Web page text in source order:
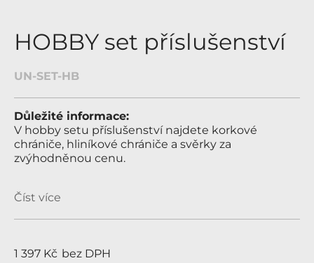
HOBBY set příslušenství
UN-SET-HB
Důležité informace:
V hobby setu příslušenství najdete korkové
chrániče, hliníkové chrániče a svěrky za
zvýhodněnou cenu.
Číst více
1 397 Kč bez DPH